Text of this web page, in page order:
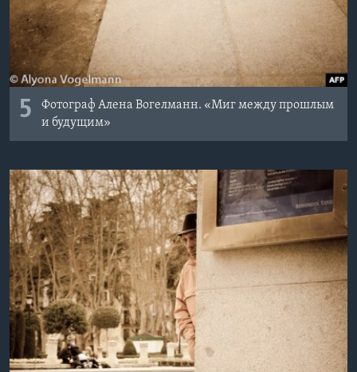
5
Фотограф Алена Вогелманн. «Миг между прошлым
и будущим»